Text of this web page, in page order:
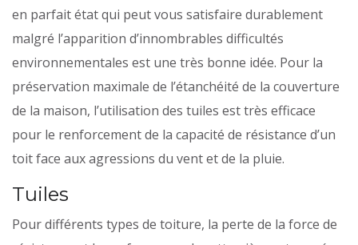
en parfait état qui peut vous satisfaire durablement
malgré l’apparition d’innombrables difficultés
environnementales est une très bonne idée. Pour la
préservation maximale de l’étanchéité de la couverture
de la maison, l’utilisation des tuiles est très efficace
pour le renforcement de la capacité de résistance d’un
toit face aux agressions du vent et de la pluie.
Tuiles
Pour différents types de toiture, la perte de la force de